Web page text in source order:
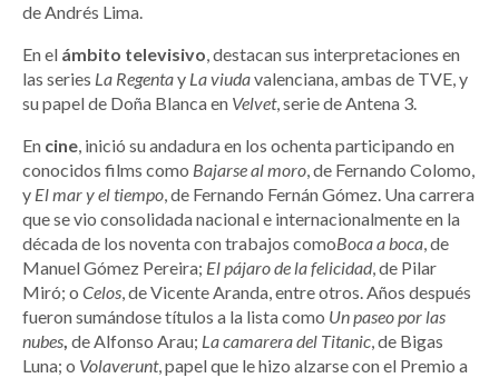
de Andrés Lima.
En el ámbito televisivo, destacan sus interpretaciones en
las series La Regentay La viudavalenciana, ambas de TVE, y
su papel de Doña Blanca en Velvet, serie de Antena 3.
En cine, inició su andadura en los ochenta participando en
conocidos films como Bajarse al moro, de Fernando Colomo,
y El mar y el tiempo, de Fernando Fernán Gómez. Una carrera
que se vio consolidada nacional e internacionalmente en la
década de los noventa con trabajos comoBoca a boca, de
Manuel Gómez Pereira; El pájaro de la felicidad, de Pilar
Miró; o Celos, de Vicente Aranda, entre otros. Años después
fueron sumándose títulos a la lista como Un paseo por las
nubes, de Alfonso Arau; La camarera del Titanic, de Bigas
Luna; o Volaverunt, papel que le hizo alzarse con el Premio a